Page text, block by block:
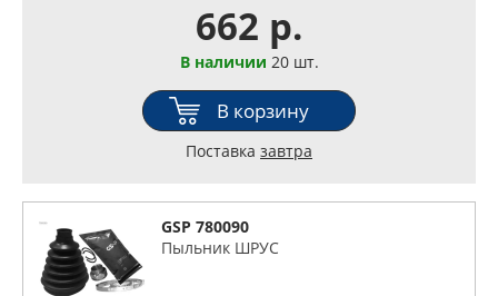
662 р.
В наличии 20 шт.
В корзину
Поставка завтра
GSP 780090
Пыльник ШРУС